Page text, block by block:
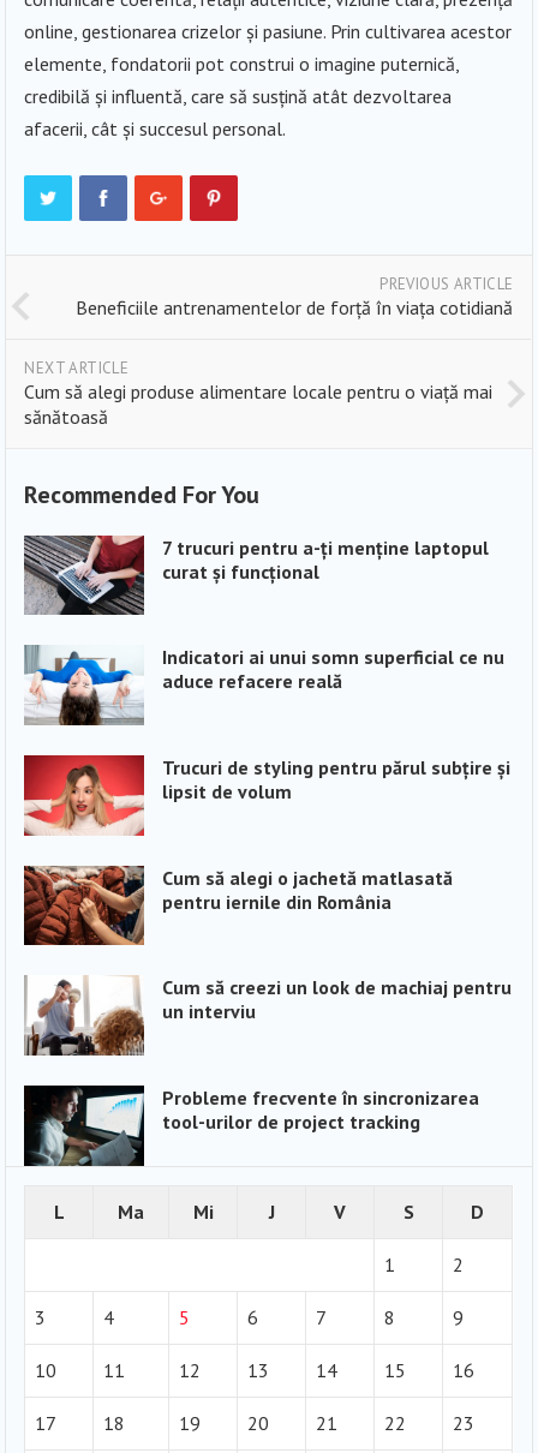
online, gestionarea crizelor și pasiune. Prin cultivarea acestor
elemente, fondatorii pot construi o imagine puternică,
credibilă și influentă, care să susțină atât dezvoltarea
afacerii, cât și succesul personal.
PREVIOUS ARTICLE
Beneficiile antrenamentelor de forță în viața cotidiană
NEXT ARTICLE
Cum să alegi produse alimentare locale pentru o viață mai
sănătoasă
Recommended For You
7 trucuri pentru a-ți menține laptopul
curat și funcțional
Indicatori ai unui somn superficial ce nu
aduce refacere reală
Trucuri de styling pentru părul subțire și
lipsit de volum
Cum să alegi o jachetă matlasată
pentru iernile din România
Cum să creezi un look de machiaj pentru
un interviu
Probleme frecvente în sincronizarea
tool-urilor de project tracking
L Ma Mi J V S D
1 2
3 4 5 6 7 8 9
10 11 12 13 14 15 16
17 18 19 20 21 22 23